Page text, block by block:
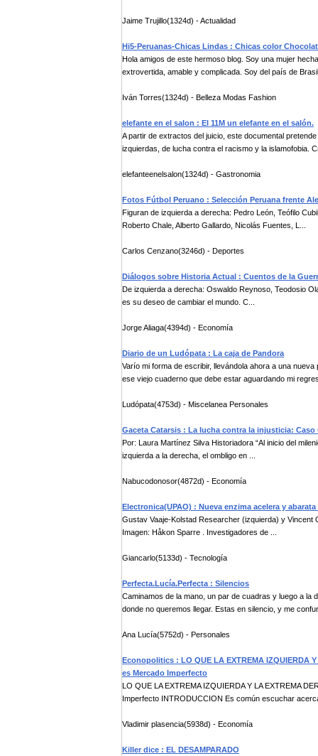
Jaime Trujillo(1324d) - Actualidad
Hi5-Peruanas-Chicas Lindas : Chicas color
Hola amigos de este hermoso blog. Soy una mujer
extrovertida, amable y complicada. Soy del país de
Iván Torres(1324d) - Belleza Modas Fashion
elefante en el salon : El 11M un elefante en el salón.
A partir de extractos del juicio, este documental
izquierdas, de lucha contra el racismo y la islamofobia.
elefanteenelsalon(1324d) - Gastronomia
Fotos Fútbol Peruano : Selección Peruana frente
Figuran de izquierda a derecha: Pedro León, Teófilo
Roberto Chale, Alberto Gallardo, Nicolás Fuentes, L...
Carlos Cenzano(3246d) - Deportes
Diálogos sobre Historia Actual : Cuentos de la
De izquierda a derecha: Oswaldo Reynoso, Teodosio
es su deseo de cambiar el mundo. C...
Jorge Aliaga(4394d) - Economía
Diario de un Ludópata : La caja de Pandora
Varío mi forma de escribir, llevándola ahora a una
ese viejo cuaderno que debe estar aguardando mi
Ludópata(4753d) - Miscelanea Personales
Gaceta Catarsis : La lucha contra la injusticia: Caso
Por: Laura Martínez Silva Historiadora “Al inicio del
izquierda a la derecha, el ombligo en ...
Nabucodonosor(4872d) - Economía
Electronica(UPAO) : Nueva enzima acelera y
Gustav Vaaje-Kolstad Researcher (izquierda) y Vincent
Imagen: Håkon Sparre . Investigadores de ...
Giancarlo(5133d) - Tecnología
Perfecta.Lucía.Perfecta : Silencios
Caminamos de la mano, un par de cuadras y luego a
donde no queremos llegar. Estas en silencio, y me
Ana Lucía(5752d) - Personales
Econopolitics : LO QUE LA EXTREMA IZQUIERDA
es Mercado Imperfecto
LO QUE LA EXTREMA IZQUIERDA Y LA EXTREMA
Imperfecto INTRODUCCION Es común escuchar
Vladimir plasencia(5938d) - Economía
Killer dice : EL DESAMPARADO